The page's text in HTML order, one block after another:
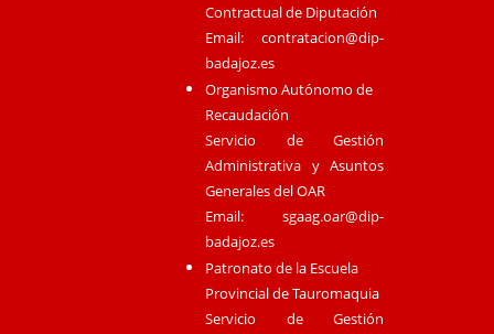
Contractual de Diputación
Email:contratacion@dip-
badajoz.es
Organismo Autónomo de
Recaudación
Servicio de Gestión
Administrativa y Asuntos
Generales del OAR
Email:sgaag.oar@dip-
badajoz.es
Patronato de la Escuela
Provincial de Tauromaquia
Servicio de Gestión